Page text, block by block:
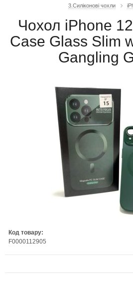
3.Силіконові чохли
Чохол iPhone
Case Glass Slim
Gangling
Код товару:
F0000112905